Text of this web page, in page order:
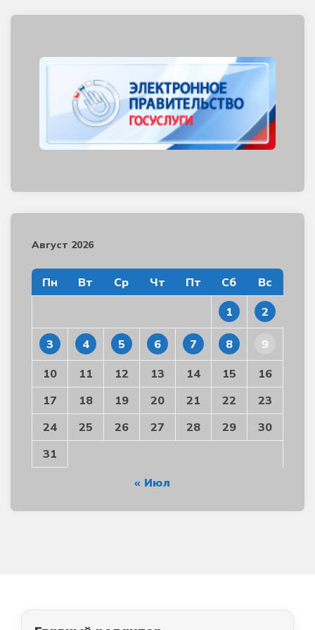
Август 2026
Пн Вт Ср Чт Пт Сб Вс
1 2
3 4 5 6 7 8 9
10 11 12 13 14 15
16
17
18 19 20 21 22
23
24
25 26 27 28 29
30
31
« Июл